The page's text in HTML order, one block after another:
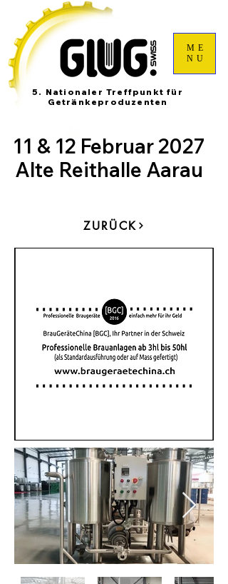
ME
NU
11 & 12 Februar 2027
Alte Reithalle Aarau
5. Nationaler Treffpunkt für
Getränkeproduzenten
ZURÜCK